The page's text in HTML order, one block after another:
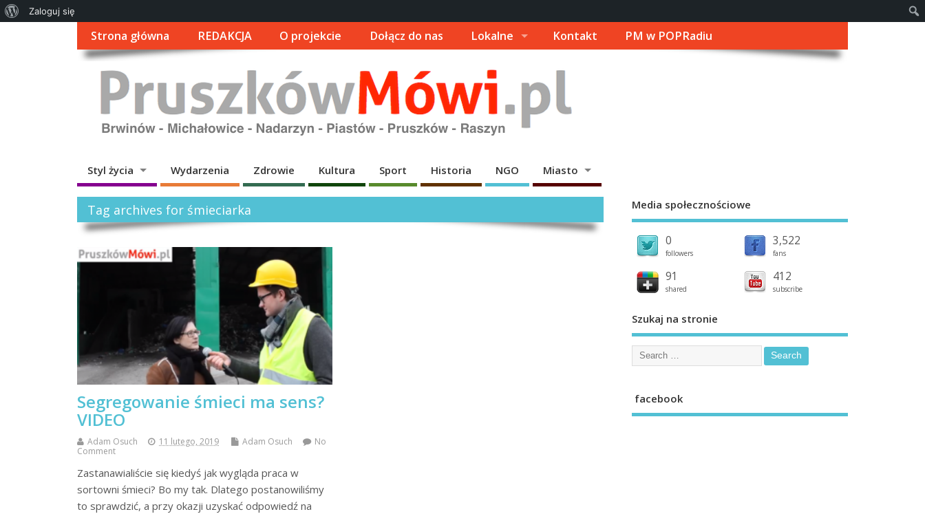
Strona główna REDAKCJA O projekcie Dołącz do nas Lokalne Kontakt PM w POPRadiu
Styl życia Wydarzenia Zdrowie Kultura Sport Historia NGO Miasto
Tag archives for śmieciarka
Segregowanie śmieci ma sens?
VIDEO
Adam Osuch 11 lutego, 2019 Adam Osuch
No
Comment
Zastanawialiście się kiedyś jak wygląda praca w
sortowni śmieci? Bo my tak. Dlatego postanowiliśmy
to sprawdzić, a przy okazji uzyskać odpowiedź na
Media społecznościowe
0
followers
3,522
fans
91
shared
412
subscribe
Szukaj na stronie
facebook
Zaloguj się